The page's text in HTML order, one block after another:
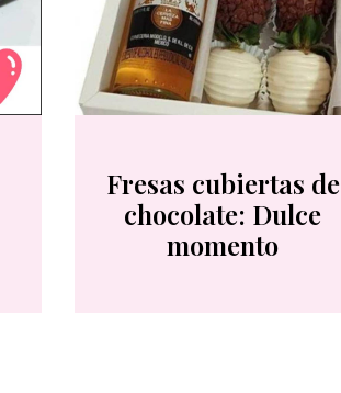
Fresas cubiertas de
chocolate: Dulce
momento